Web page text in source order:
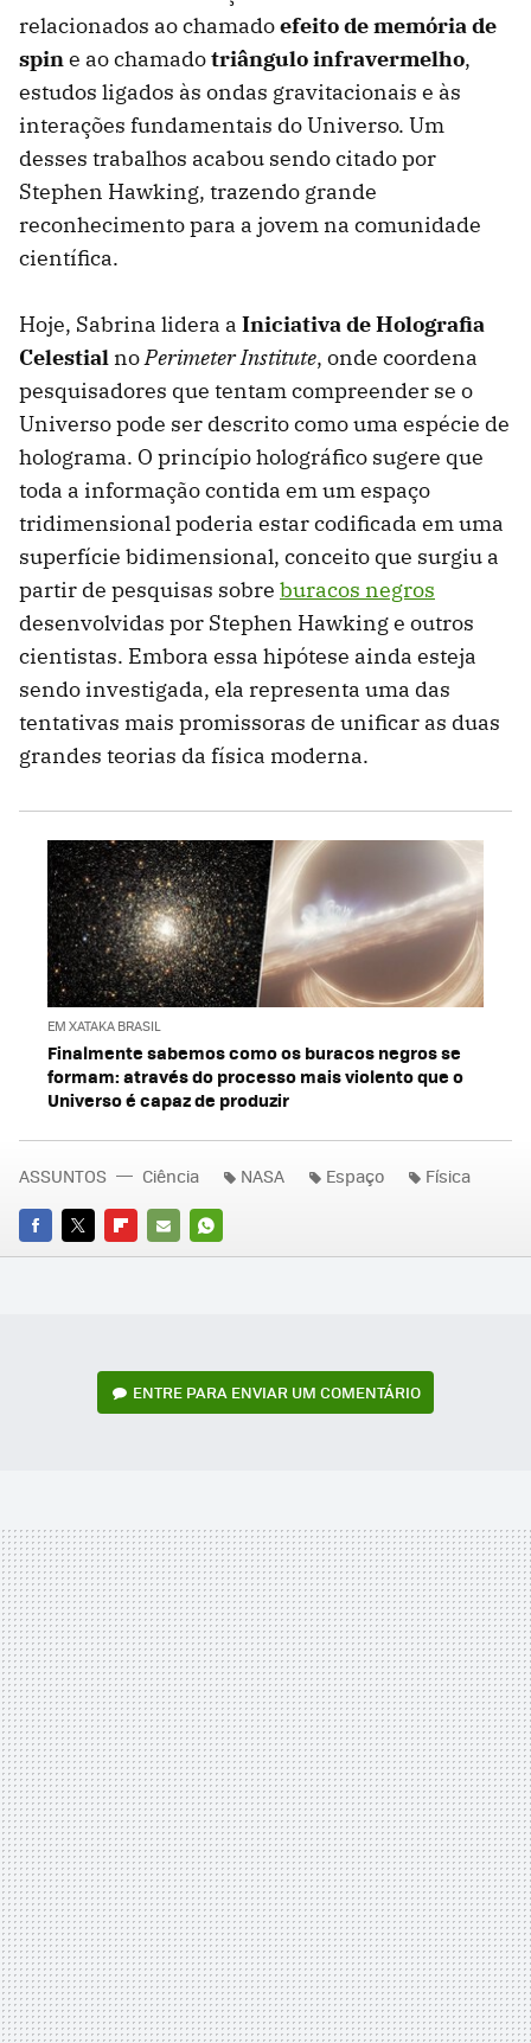
relacionados ao chamadoefeito de memória de
spine ao chamadotriângulo infravermelho,
estudos ligados às ondas gravitacionais e às
interações fundamentais do Universo. Um
desses trabalhos acabou sendo citado por
Stephen Hawking, trazendo grande
reconhecimento para a jovem na comunidade
científica.
Hoje, Sabrina lidera a Iniciativa de Holografia
Celestial noPerimeter Institute, onde coordena
pesquisadores que tentam compreender se o
Universo pode ser descrito como uma espécie de
holograma. O princípio holográfico sugere que
toda a informação contida em um espaço
tridimensional poderia estar codificada em uma
superfície bidimensional, conceito que surgiu a
partir de pesquisas sobre buracos negros
desenvolvidas por Stephen Hawking e outros
cientistas. Embora essa hipótese ainda esteja
sendo investigada, ela representa uma das
tentativas mais promissoras de unificar as duas
grandes teorias da física moderna.
EM XATAKA BRASIL
Finalmente sabemos como os buracos negros se
formam: através do processo mais violento que o
Universo é capaz de produzir
FACEBOOK
TWITTERFLIPBOARD
E-
WHATSAPP
ASSUNTOS Ciência NASA Espaço Física
ENTRE PARA ENVIAR UM COMENTÁRIO